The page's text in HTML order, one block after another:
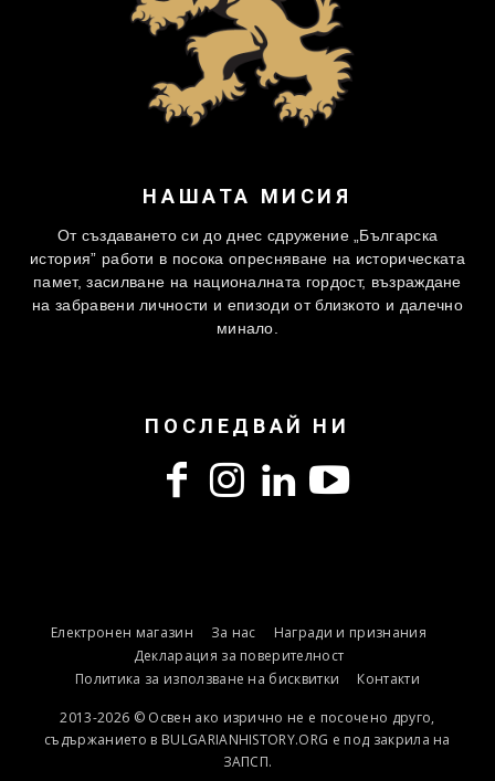
НАШАТА МИСИЯ
От създаването си до днес сдружение „Българска
история” работи в посока опресняване на историческата
памет, засилване на националната гордост, възраждане
на забравени личности и епизоди от близкото и далечно
минало.
ПОСЛЕДВАЙ НИ
Електронен магазин За нас
Награди и признания
Декларация за поверителност
Политика за използване на бисквитки
Контакти
2013-2026 © Освен ако изрично не е посочено друго,
съдържанието в BULGARIANHISTORY.ORG е под закрила на
ЗАПСП.